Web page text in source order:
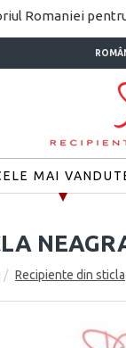
Romaniei
MAI
Recipiente din sticla